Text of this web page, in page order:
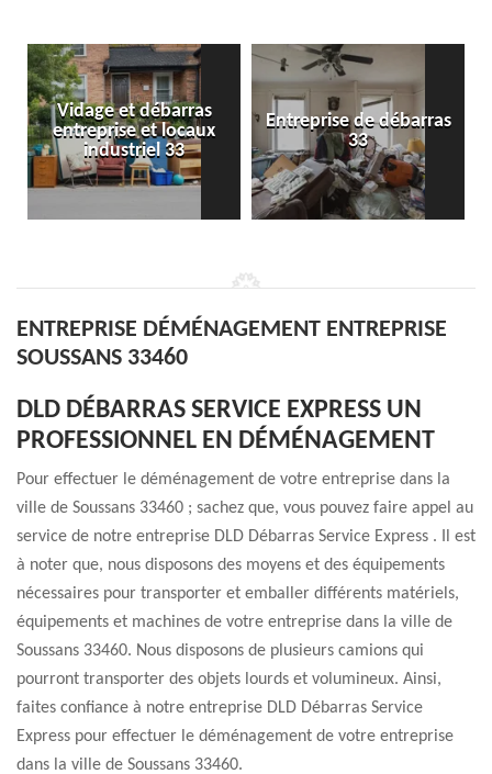
et débarras
et locaux
33
Entreprise de débarras
ENTREPRISE DÉMÉNAGEMENT ENTREPRISE
SOUSSANS 33460
DLD DÉBARRAS SERVICE EXPRESS UN
PROFESSIONNEL EN DÉMÉNAGEMENT
Pour effectuer le déménagement de votre entreprise dans la
ville de Soussans 33460 ; sachez que, vous pouvez faire appel au
service de notre entreprise DLD Débarras Service Express . Il est
à noter que, nous disposons des moyens et des équipements
nécessaires pour transporter et emballer différents matériels,
équipements et machines de votre entreprise dans la ville de
Soussans 33460. Nous disposons de plusieurs camions qui
pourront transporter des objets lourds et volumineux. Ainsi,
faites confiance à notre entreprise DLD Débarras Service
Express pour effectuer le déménagement de votre entreprise
dans la ville de Soussans 33460.